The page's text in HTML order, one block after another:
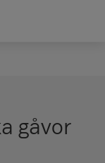
gåvor